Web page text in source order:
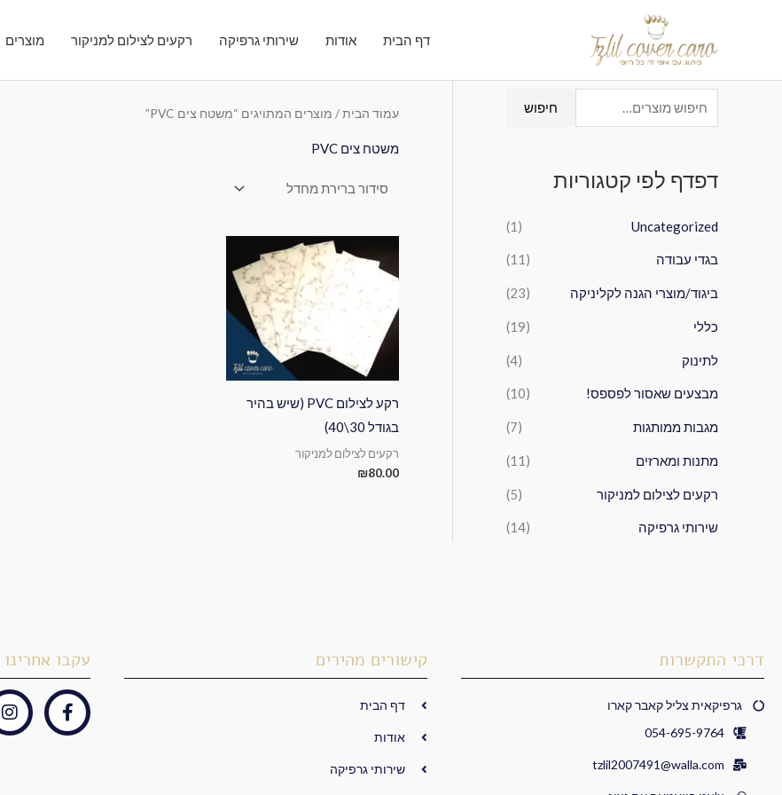
דף הבית אודות שירותי גרפיקה רקעים לצילום למניקור מוצרים
ח
י
ו
ע
ב
ו
חיפוש
דפדף לפי קטגוריות
Uncategorized
(1)
בגדי עבודה (11)
ביגוד/מוצרי הגנה לקליניקה (23)
כללי (19)
לתינוק (4)
מבצעים שאסור לפספס! (10)
מגבות ממותגות (7)
מתנות ומארזים (11)
רקעים לצילום למניקור (5)
שירותי גרפיקה (14)
עמוד הבית/ מוצרים המתויגים “משטח צים PVC”
משטח צים PVC
רקע לצילום PVC (שיש בהיר
בגודל 30\40)
רקעים לצילום למניקור
₪80.00
דרכי התקשרות
גרפיקאית צליל קאבר קארו
054-695-9764
tzlil2007491@walla.com
קישורים מהירים
דף הבית
אודות
שירותי גרפיקה
עקבו אחרינו
F
a
I
n